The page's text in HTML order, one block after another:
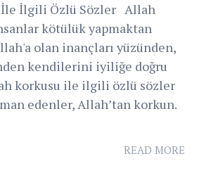
İle İlgili Özlü Sözler Allah
kötülük yapmaktan
olan inançları yüzünden,
kendilerini iyiliğe doğru
korkusu ile ilgili özlü sözler
edenler, Allah’tan korkun.
READ MORE